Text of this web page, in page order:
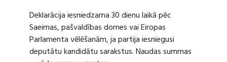
Deklarācija iesniedzama 30 dienu laikā pēc
Saeimas, pašvaldības domes vai Eiropas
Parlamenta vēlēšanām, ja partija iesniegusi
deputātu kandidātu sarakstus. Naudas summas